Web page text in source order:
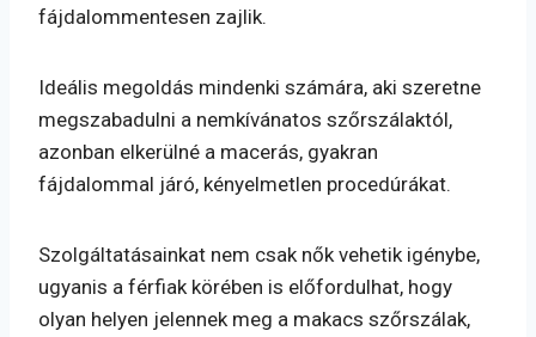
fájdalommentesen zajlik.
Ideális megoldás mindenki számára, aki szeretne
megszabadulni a nemkívánatos szőrszálaktól,
azonban elkerülné a macerás, gyakran
fájdalommal járó, kényelmetlen procedúrákat.
Szolgáltatásainkat nem csak nők vehetik igénybe,
ugyanis a férfiak körében is előfordulhat, hogy
olyan helyen jelennek meg a makacs szőrszálak,